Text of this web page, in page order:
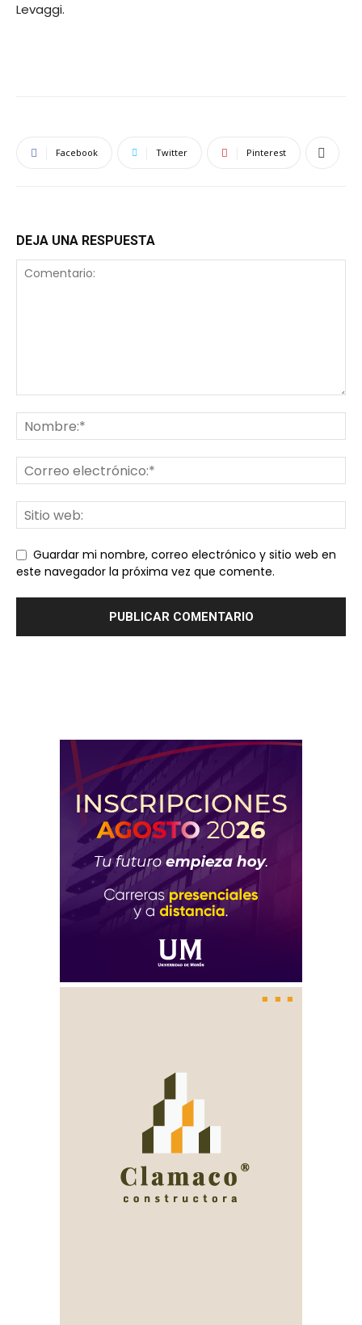
Levaggi.
Facebook Twitter Pinterest
DEJA UNA RESPUESTA
Guardar mi nombre, correo electrónico y sitio web en
este navegador la próxima vez que comente.